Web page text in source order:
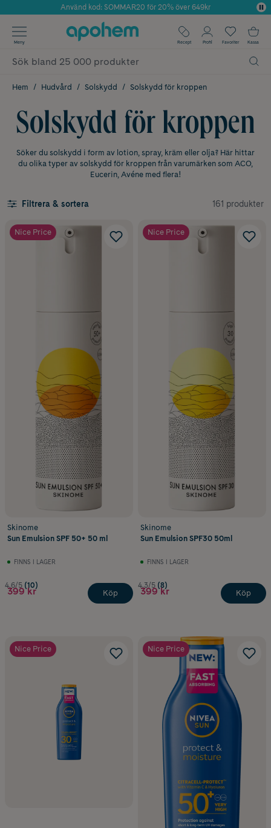
Årets Butik 2025 inom Skönhet
Använd kod: SOMMAR20 för 20% över 649kr
✓ Fri frakt
✓ Poäng på alla köp*
Meny Recept Profil Favoriter Kassa
Hem Hudvård Solskydd Solskydd för kroppen
Solskydd för kroppen
Söker du solskydd i form av lotion, spray, kräm eller olja? Här hittar
du olika typer av solskydd för kroppen från varumärken som ACO,
Eucerin, Avéne med flera!
Filtrera & sortera 161 produkter
Nice Price
Skinome
Sun Emulsion SPF 50+ 50 ml
FINNS I LAGER
4.6/5 (10)
399 kr Köp
Nice Price
Skinome
Sun Emulsion SPF30 50ml
FINNS I LAGER
4.3/5 (8)
399 kr Köp
Nice Price Nice Price